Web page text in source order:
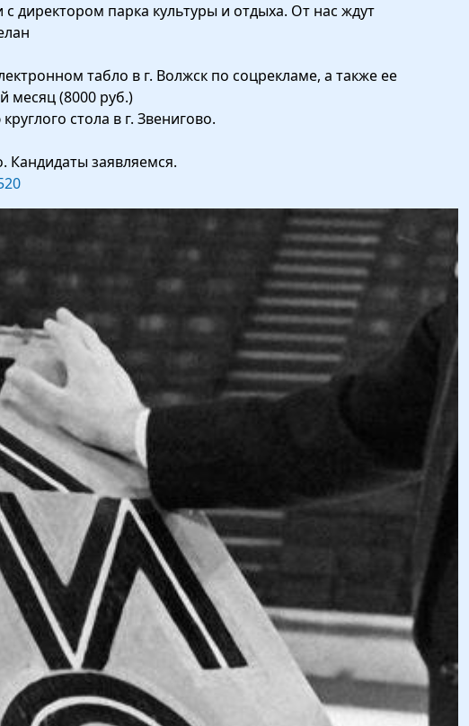
директором парка культуры и отдыха. От нас ждут
табло в г. Волжск по соцрекламе, а также ее
месяц (8000 руб.)
стола в г. Звенигово.
Кандидаты заявляемся.